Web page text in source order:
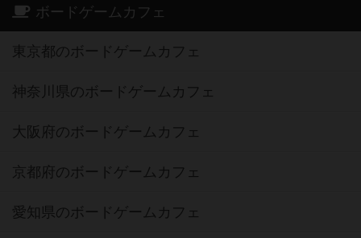
ボードゲームカフェ
東京都のボードゲームカフェ
神奈川県のボードゲームカフェ
大阪府のボードゲームカフェ
京都府のボードゲームカフェ
愛知県のボードゲームカフェ